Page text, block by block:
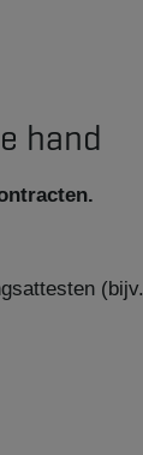
hand
(bijv.